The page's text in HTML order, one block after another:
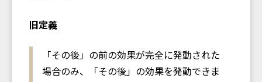
旧定義
「その後」の前の効果が完全に発動された
場合のみ、「その後」の効果を発動できま